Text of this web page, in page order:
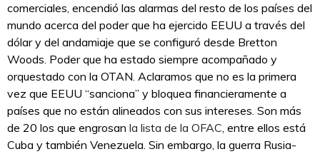
comerciales, encendió las alarmas del resto de los países del
mundo acerca del poder que ha ejercido EEUU a través del
dólar y del andamiaje que se configuró desde Bretton
Woods. Poder que ha estado siempre acompañado y
orquestado con la OTAN. Aclaramos que no es la primera
vez que EEUU “sanciona” y bloquea financieramente a
países que no están alineados con sus intereses. Son más
de 20 los que engrosan la lista de la OFAC, entre ellos está
Cuba y también Venezuela. Sin embargo, la guerra Rusia-